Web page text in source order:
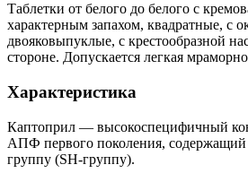
Таблетки от белого до белого с
характерным запахом, квадратные, с
двояковыпуклые, с крестообразной
стороне. Допускается легкая
Характеристика
Каптоприл — высокоспецифичный
АПФ первого поколения,
группу (SH-группу).